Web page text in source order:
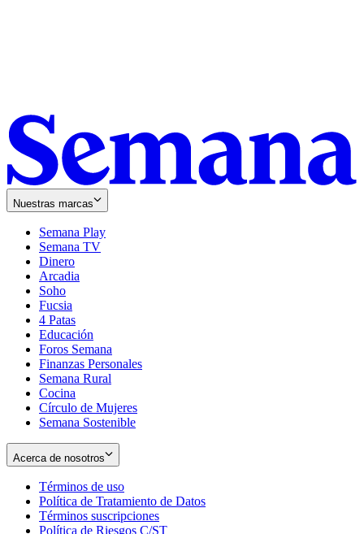
Nuestras marcas
Semana Play
Semana TV
Dinero
Arcadia
Soho
in
new
window
Fucsia
in
new
window
4 Patas
Educación
Foros Semana
Finanzas Personales
Semana Rural
Cocina
Círculo de Mujeres
Semana Sostenible
Acerca de nosotros
Términos de uso
in
new
window
Política de Tratamiento de Datos
Términos suscripciones
in
Política de Riesgos C/ST